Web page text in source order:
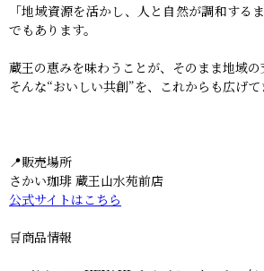
「地域資源を活かし、人と自然が調和す
でもあります。
蔵王の恵みを味わうことが、そのまま地域の
そんな“おいしい共創”を、これからも広げて
📍販売場所
さかい珈琲 蔵王山水苑前店
公式サイトはこちら
🛒商品情報